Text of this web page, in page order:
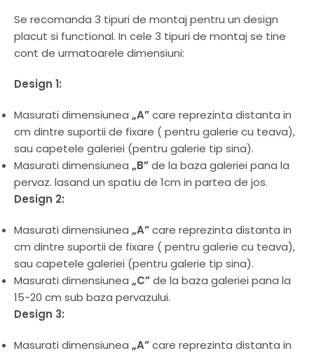
Se recomanda 3 tipuri de montaj pentru un design
placut si functional. In cele 3 tipuri de montaj se tine
cont de urmatoarele dimensiuni:
Design 1:
Masurati dimensiunea „A”care reprezinta distanta in
cm dintre suportii de fixare ( pentru galerie cu teava),
sau capetele galeriei (pentru galerie tip sina).
Masurati dimensiunea „B”de la baza galeriei pana la
pervaz. lasand un spatiu de 1cm in partea de jos.
Design 2:
Masurati dimensiunea „A”care reprezinta distanta in
cm dintre suportii de fixare ( pentru galerie cu teava),
sau capetele galeriei (pentru galerie tip sina).
Masurati dimensiunea „C”de la baza galeriei pana la
15-20 cm sub baza pervazului.
Design 3:
Masurati dimensiunea „A”care reprezinta distanta in